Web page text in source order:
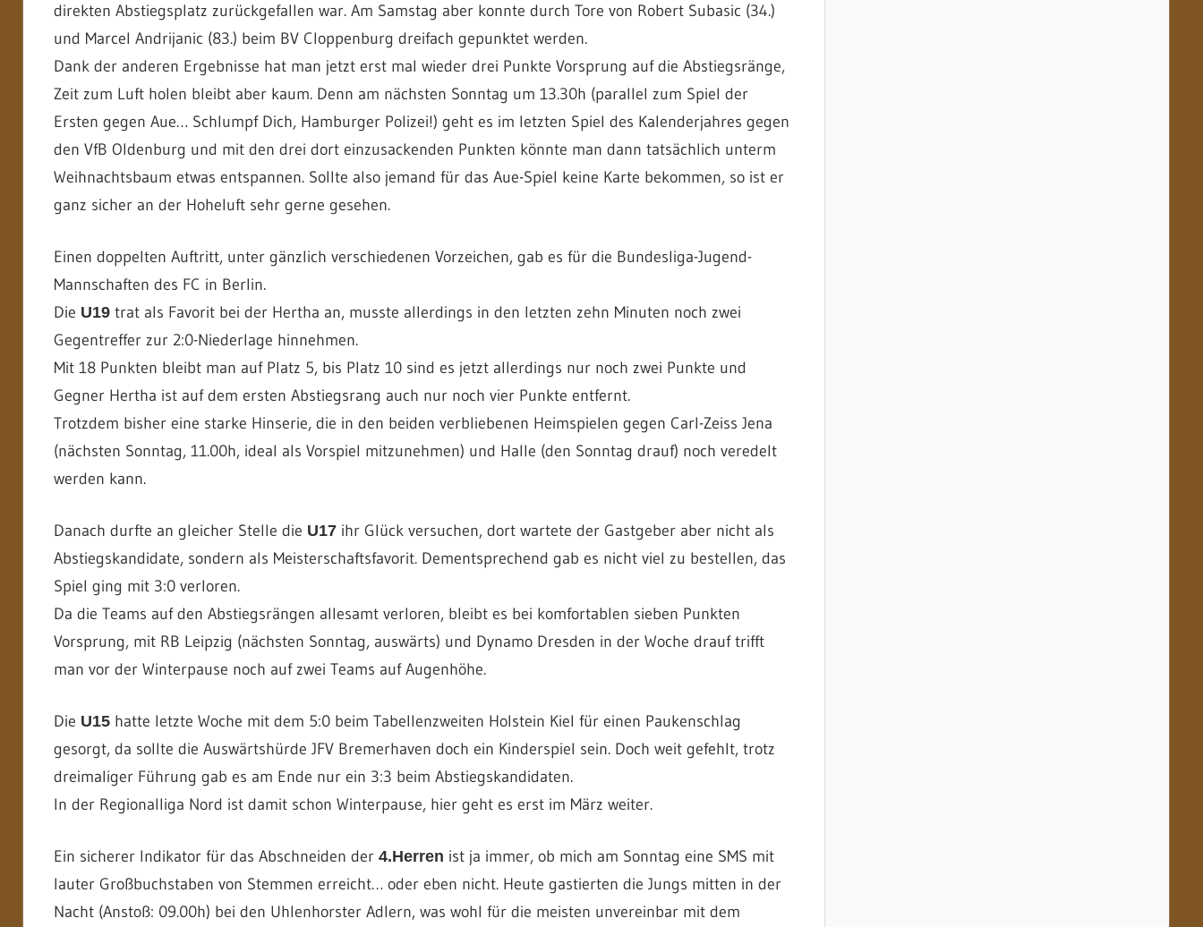
direkten Abstiegsplatz zurückgefallen war. Am Samstag aber konnte durch Tore von Robert Subasic (34.)
und Marcel Andrijanic (83.) beim BV Cloppenburg dreifach gepunktet werden.
Dank der anderen Ergebnisse hat man jetzt erst mal wieder drei Punkte Vorsprung auf die Abstiegsränge,
Zeit zum Luft holen bleibt aber kaum. Denn am nächsten Sonntag um 13.30h (parallel zum Spiel der
Ersten gegen Aue… Schlumpf Dich, Hamburger Polizei!) geht es im letzten Spiel des Kalenderjahres gegen
den VfB Oldenburg und mit den drei dort einzusackenden Punkten könnte man dann tatsächlich unterm
Weihnachtsbaum etwas entspannen. Sollte also jemand für das Aue-Spiel keine Karte bekommen, so ist er
ganz sicher an der Hoheluft sehr gerne gesehen.
Einen doppelten Auftritt, unter gänzlich verschiedenen Vorzeichen, gab es für die Bundesliga-Jugend-
Mannschaften des FC in Berlin.
Die U19trat als Favorit bei der Hertha an, musste allerdings in den letzten zehn Minuten noch zwei
Gegentreffer zur 2:0-Niederlage hinnehmen.
Mit 18 Punkten bleibt man auf Platz 5, bis Platz 10 sind es jetzt allerdings nur noch zwei Punkte und
Gegner Hertha ist auf dem ersten Abstiegsrang auch nur noch vier Punkte entfernt.
Trotzdem bisher eine starke Hinserie, die in den beiden verbliebenen Heimspielen gegen Carl-Zeiss Jena
(nächsten Sonntag, 11.00h, ideal als Vorspiel mitzunehmen) und Halle (den Sonntag drauf) noch veredelt
werden kann.
Danach durfte an gleicher Stelle die U17ihr Glück versuchen, dort wartete der Gastgeber aber nicht als
Abstiegskandidate, sondern als Meisterschaftsfavorit. Dementsprechend gab es nicht viel zu bestellen, das
Spiel ging mit 3:0 verloren.
Da die Teams auf den Abstiegsrängen allesamt verloren, bleibt es bei komfortablen sieben Punkten
Vorsprung, mit RB Leipzig (nächsten Sonntag, auswärts) und Dynamo Dresden in der Woche drauf trifft
man vor der Winterpause noch auf zwei Teams auf Augenhöhe.
Die U15hatte letzte Woche mit dem 5:0 beim Tabellenzweiten Holstein Kiel für einen Paukenschlag
gesorgt, da sollte die Auswärtshürde JFV Bremerhaven doch ein Kinderspiel sein. Doch weit gefehlt, trotz
dreimaliger Führung gab es am Ende nur ein 3:3 beim Abstiegskandidaten.
In der Regionalliga Nord ist damit schon Winterpause, hier geht es erst im März weiter.
Ein sicherer Indikator für das Abschneiden der 4.Herren ist ja immer, ob mich am Sonntag eine SMS mit
lauter Großbuchstaben von Stemmen erreicht… oder eben nicht. Heute gastierten die Jungs mitten in der
Nacht (Anstoß: 09.00h) bei den Uhlenhorster Adlern, was wohl für die meisten unvereinbar mit dem